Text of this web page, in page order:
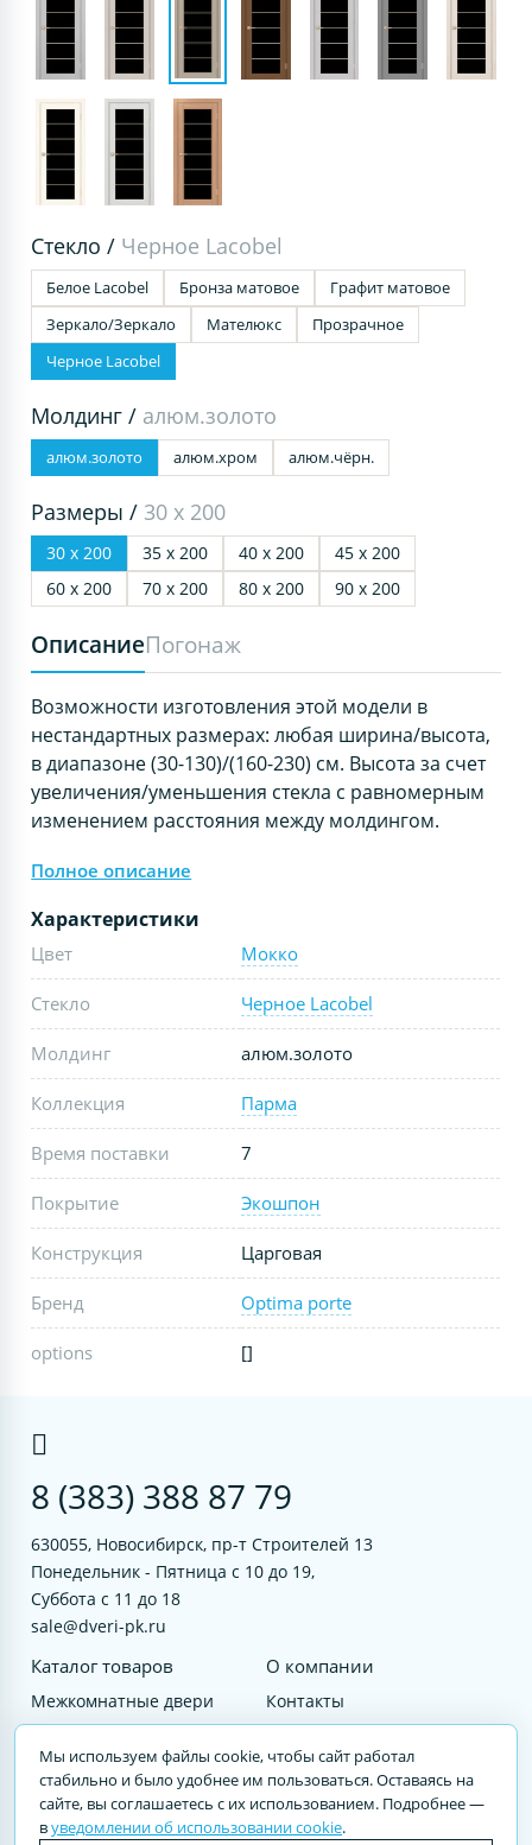
Стекло / Черное Lacobel
Белое Lacobel Бронза матовое
Графит матовое
Зеркало/Зеркало
Мателюкс
Прозрачное
Черное Lacobel
Молдинг / алюм.золото
алюм.золото алюм.хром алюм.чёрн.
Размеры / 30 х 200
30 х 200 35 х 200 40 х 200
45 х 200
60 х 200
70 х 200 80 х 200 90 х 200
ОписаниеПогонаж
Возможности изготовления этой модели в
нестандартных размерах: любая ширина/высота,
в диапазоне (30-130)/(160-230) см. Высота за счет
увеличения/уменьшения стекла с равномерным
изменением расстояния между молдингом.
Полное описание
Характеристики
Цвет Мокко
Стекло Черное Lacobel
Молдинг алюм.золото
Коллекция Парма
Время поставки 7
Покрытие Экошпон
Конструкция Царговая
Бренд Optima porte
options []
8 (383) 388 87 79
630055, Новосибирск, пр-т Строителей 13
Понедельник - Пятница с 10 до 19,
Суббота с 11 до 18
sale@dveri-pk.ru
Каталог товаров
Межкомнатные двери
Входные двери
Услуги
О компании
Контакты
Мы используем файлы cookie, чтобы сайт работал
стабильно и было удобнее им пользоваться. Оставаясь на
сайте, вы соглашаетесь с их использованием. Подробнее —
вуведомлении об использовании cookie.